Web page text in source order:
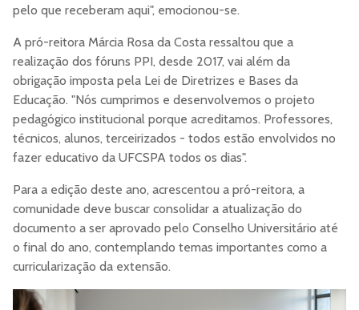
pelo que receberam aqui", emocionou-se.
A pró-reitora Márcia Rosa da Costa ressaltou que a
realização dos fóruns PPI, desde 2017, vai além da
obrigação imposta pela Lei de Diretrizes e Bases da
Educação. "Nós cumprimos e desenvolvemos o projeto
pedagógico institucional porque acreditamos. Professores,
técnicos, alunos, terceirizados - todos estão envolvidos no
fazer educativo da UFCSPA todos os dias".
Para a edição deste ano, acrescentou a pró-reitora, a
comunidade deve buscar consolidar a atualização do
documento a ser aprovado pelo Conselho Universitário até
o final do ano, contemplando temas importantes como a
curricularização da extensão.